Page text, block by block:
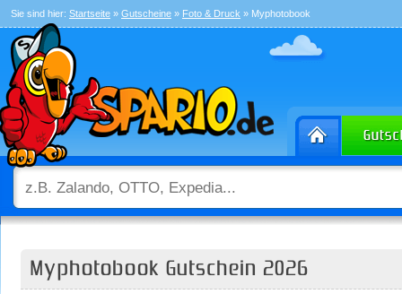
Sie sind hier: Startseite » Gutscheine » Foto & Druck » Myphotobook
Myphotobook Gutschein 2026